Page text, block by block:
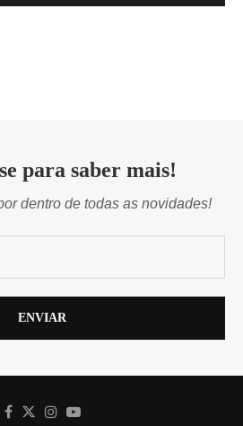
para saber mais!
dentro de todas as novidades!